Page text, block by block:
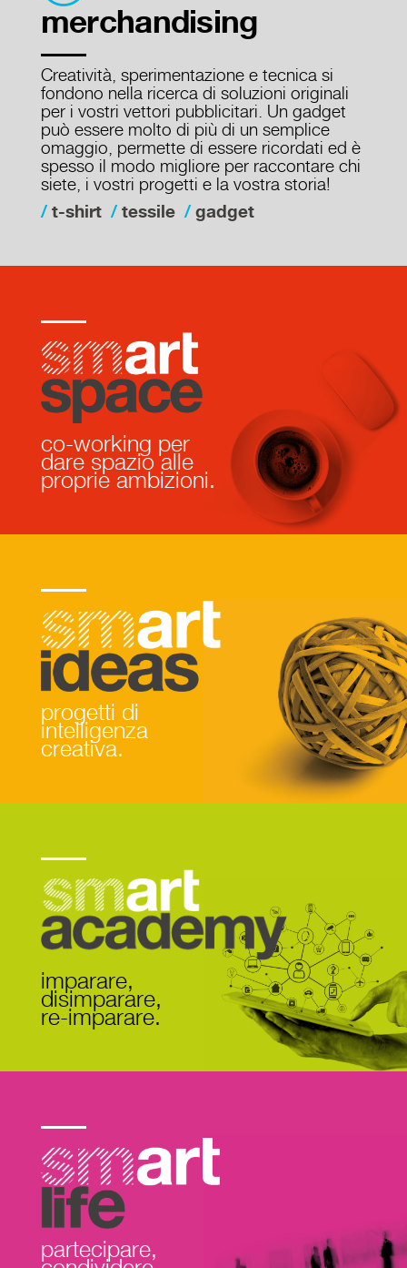
merchandising
Creatività, sperimentazione e tecnica si
fondono nella ricerca di soluzioni originali
per i vostri vettori pubblicitari. Un gadget
può essere molto di più di un semplice
omaggio, permette di essere ricordati ed è
spesso il modo migliore per raccontare chi
siete, i vostri progetti e la vostra storia!
t-shirt
tessile gadget
smart space
co-working per
dare spazio alle
proprie ambizioni.
smart ideas
progetti di
intelligenza
creativa.
Smart Academy
imparare,
disimparare,
re-imparare.
smart life
partecipare,